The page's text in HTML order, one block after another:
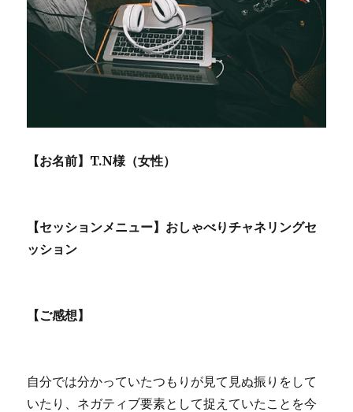
【お名前】T.N様（女性）
【セッションメニュー】おしゃべりチャネリングセ
ッション
【ご感想】
自分では分かっていたつもりが見て見ぬ振りをして
いたり、ネガティブ要素として捉えていたことを今